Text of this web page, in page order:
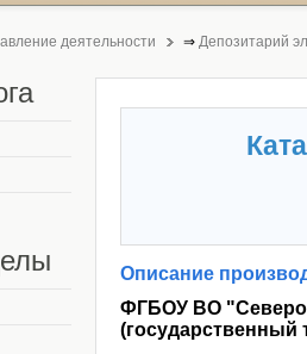
деятельности ⇒ Депозитарий
Описание
ФГБОУ ВО "Северо-
(государственный